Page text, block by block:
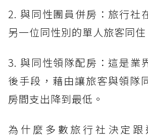
2. 與同性團員併房：旅行社
另一位同性別的單人旅客同住
3. 與同性領隊配房：這是業
後手段，藉由讓旅客與領隊
房間支出降到最低。
為什麼多數旅行社決定跟